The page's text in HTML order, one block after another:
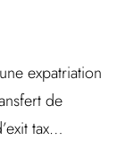
expatriation
de
tax…